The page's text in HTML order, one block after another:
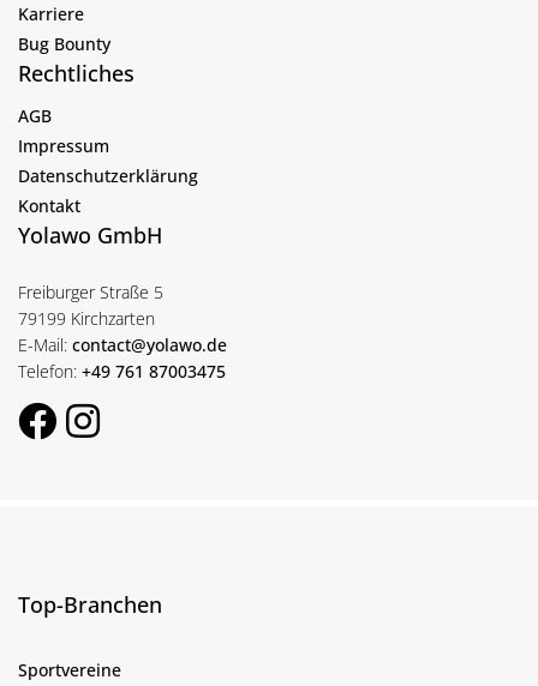
Karriere
Bug Bounty
Rechtliches
AGB
Impressum
Datenschutzerklärung
Kontakt
Yolawo GmbH
Freiburger Straße 5
79199 Kirchzarten
E-Mail: contact@yolawo.de
Telefon: +49 761 87003475
Top-Branchen
Sportvereine